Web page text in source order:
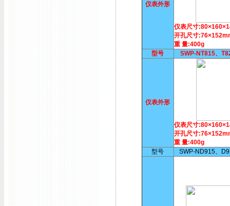
仪表外形
仪表尺寸
开孔尺寸
重 量:400g
型号
SWP-NT815、
仪表外形
仪表尺寸
开孔尺寸
重 量:400g
型号
SWP-ND915、